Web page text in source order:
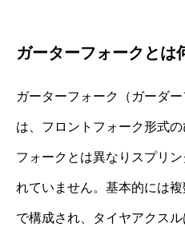
ガーターフォークとは
ガーターフォーク（ガーダー
は、フロントフォーク形式
フォークとは異なりスプリ
れていません。基本的には
で構成され、タイヤアクス